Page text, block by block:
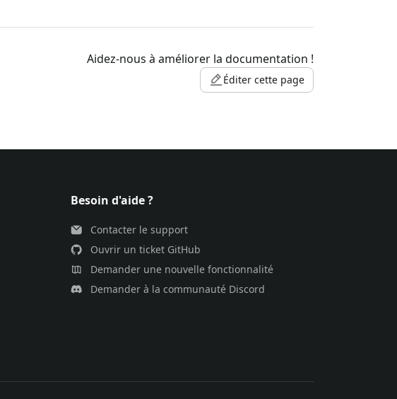
Aidez-nous à améliorer la documentation !
Éditer cette page
Besoin d'aide ?
Contacter le support
Ouvrir un ticket GitHub
Demander une nouvelle fonctionnalité
Demander à la communauté Discord